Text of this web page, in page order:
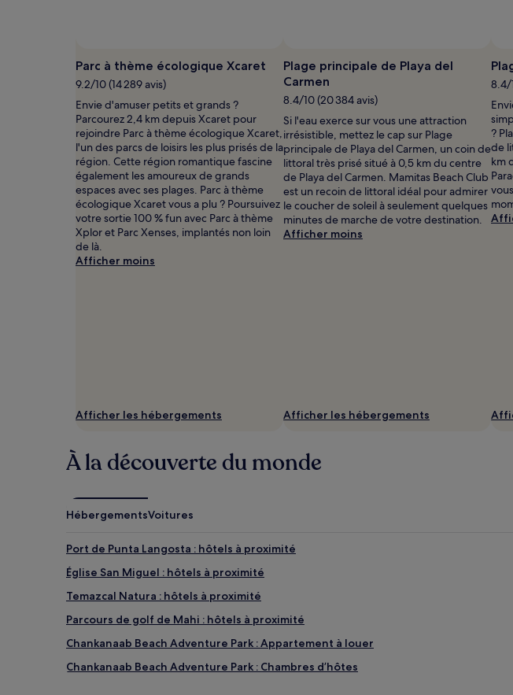
prix
disponibilité
sont
susceptibles
de
changer.
Des
conditions
supplémentaires
peuvent
s’appliquer.
libre
de
droits
prise
par
Experiencias
Xcaret
Parc à thème écologique Xcaret
9.2/10 (14 289 avis)
Envie d'amuser petits et grands ?
Parcourez 2,4 km depuis Xcaret pour
rejoindre Parc à thème écologique Xcaret,
l'un des parcs de loisirs les plus prisés de la
région. Cette région romantique fascine
également les amoureux de grands
espaces avec ses plages. Parc à thème
écologique Xcaret vous a plu ? Poursuivez
votre sortie 100 % fun avec Parc à thème
Xplor et Parc Xenses, implantés non loin
de là.
Afficher moins
Afficher les hébergements
Plage principale de Playa del
Carmen
8.4/10 (20 384 avis)
Si l'eau exerce sur vous une attraction
irrésistible, mettez le cap sur Plage
principale de Playa del Carmen, un coin de
littoral très prisé situé à 0,5 km du centre
de Playa del Carmen. Mamitas Beach Club
est un recoin de littoral idéal pour admirer
le coucher de soleil à seulement quelques
minutes de marche de votre destination.
Afficher moins
Afficher les hébergements
8.4/
?
de
km
À la découverte du monde
HébergementsVoitures
Port de Punta Langosta : hôtels à proximité
Église San Miguel : hôtels à proximité
Temazcal Natura : hôtels à proximité
Parcours de golf de Mahi : hôtels à proximité
Chankanaab Beach Adventure Park : Appartement à louer
Chankanaab Beach Adventure Park : Chambres d’hôtes